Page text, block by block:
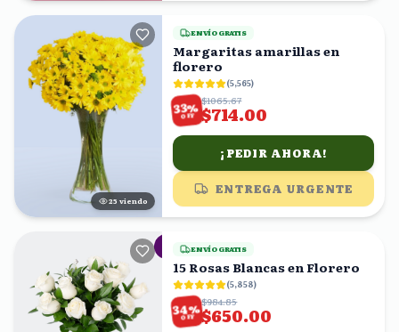
25 viendo
ENVÍO GRATIS
Margaritas amarillas en
florero
(5,565)
33%
OFF
$1065.67
$714.00
¡PEDIR AHORA!
ENTREGA URGENTE
ENVÍO GRATIS
15 Rosas Blancas en Florero
(5,858)
34%
OFF
$984.85
$650.00